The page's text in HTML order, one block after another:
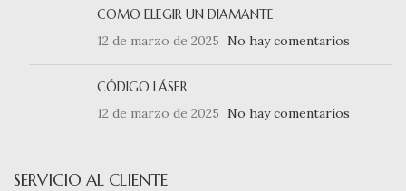
COMO ELEGIR UN DIAMANTE
12 de marzo de 2025
No hay comentarios
CÓDIGO LÁSER
12 de marzo de 2025
No hay comentarios
SERVICIO AL CLIENTE